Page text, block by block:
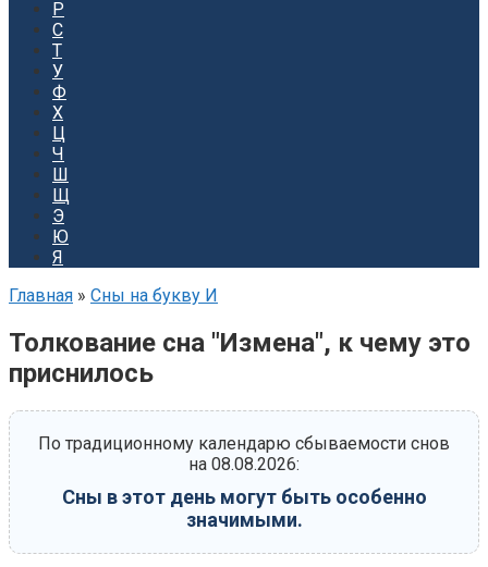
Р
С
Т
У
Ф
Х
Ц
Ч
Ш
Щ
Э
Ю
Я
Главная » Сны на букву И
Толкование сна "Измена", к чему это
приснилось
По традиционному календарю сбываемости снов
на 08.08.2026:
Сны в этот день могут быть особенно
значимыми.